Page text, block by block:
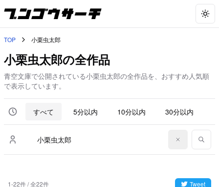
TOP 小栗虫太郎
小栗虫太郎の全作品
青空文庫で公開されている小栗虫太郎の全作品を、おすすめ人気順
で表示しています。
すべて 5分以内 10分以内 30分以内
1-22件 / 全22件 Tweet